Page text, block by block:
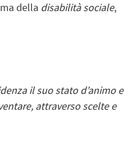
della disabilità sociale,
il suo stato d’animo e
attraverso scelte e